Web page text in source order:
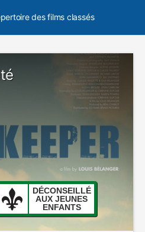
des films classés
DÉCONSEILLÉ
AUX JEUNES
ENFANTS